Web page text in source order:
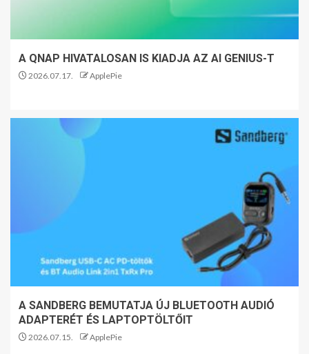
A QNAP HIVATALOSAN IS KIADJA AZ AI GENIUS-T
2026.07.17. ApplePie
A SANDBERG BEMUTATJA ÚJ BLUETOOTH AUDIÓ
ADAPTERÉT ÉS LAPTOPTÖLTŐIT
2026.07.15. ApplePie